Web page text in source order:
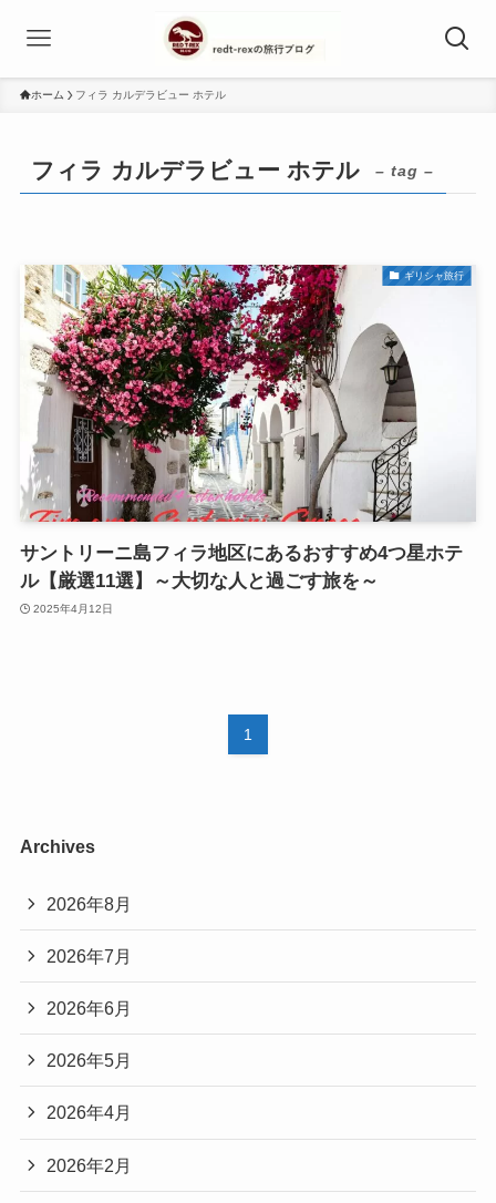
ホーム フィラ カルデラビュー ホテル
フィラ カルデラビュー ホテル – tag –
ギリシャ旅行
サントリーニ島フィラ地区にあるおすすめ4つ星ホテ
ル【厳選11選】～大切な人と過ごす旅を～
2025年4月12日
1
Archives
2026年8月
2026年7月
2026年6月
2026年5月
2026年4月
2026年2月